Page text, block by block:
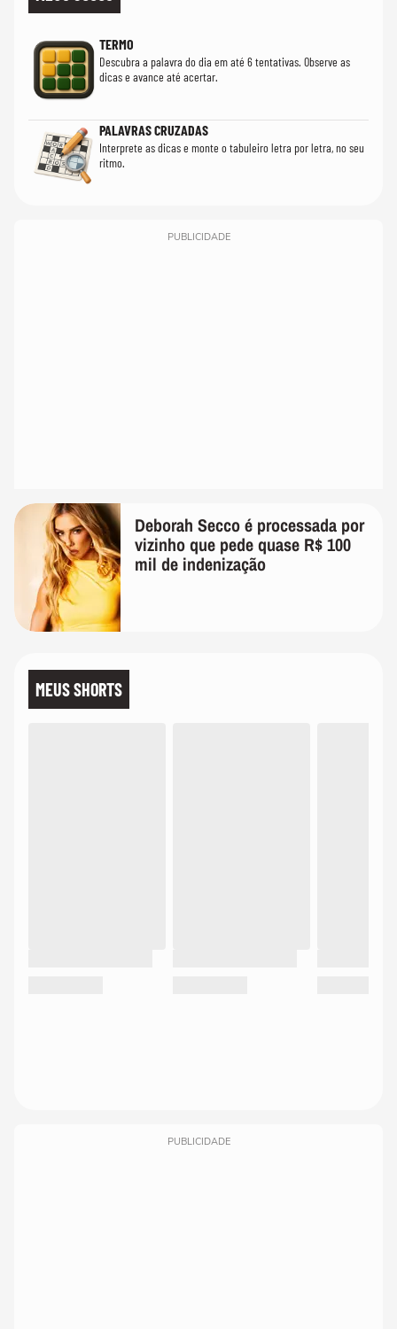
TERMO
Descubra a palavra do dia em até 6 tentativas. Observe as
dicas e avance até acertar.
PALAVRAS CRUZADAS
Interprete as dicas e monte o tabuleiro letra por letra, no seu
ritmo.
PUBLICIDADE
Deborah Secco é processada por
vizinho que pede quase R$ 100
mil de indenização
MEUS SHORTS
PUBLICIDADE